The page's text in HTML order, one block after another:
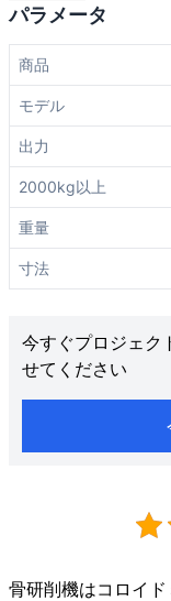
パラメータ
商品
モデル
出力
2000kg以上
重量
寸法
今すぐプロジェク
せてください
骨研削機はコロイド